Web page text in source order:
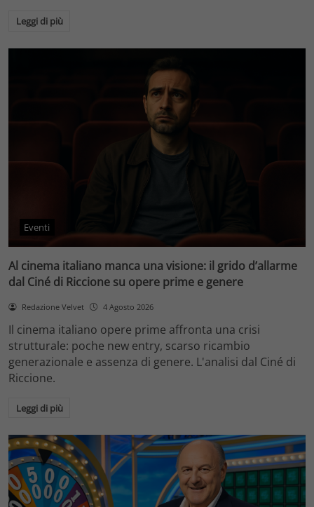
Leggi di più
Eventi
Al cinema italiano manca una visione: il grido d’allarme
dal Ciné di Riccione su opere prime e genere
Redazione Velvet 4 Agosto 2026
Il cinema italiano opere prime affronta una crisi
strutturale: poche new entry, scarso ricambio
generazionale e assenza di genere. L'analisi dal Ciné di
Riccione.
Leggi di più